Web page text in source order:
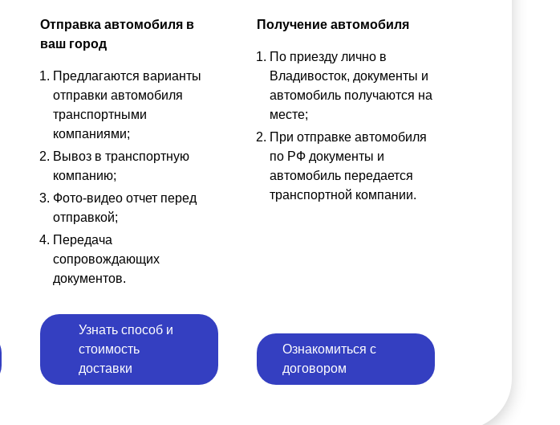
Отправка автомобиля в
ваш город
Предлагаются варианты
отправки автомобиля
транспортными
компаниями;
Вывоз в транспортную
компанию;
Фото-видео отчет перед
отправкой;
Передача
сопровождающих
документов.
Узнать способ и
стоимость
доставки
Получение автомобиля
По приезду лично в
Владивосток, документы и
автомобиль получаются на
месте;
При отправке автомобиля
по РФ документы и
автомобиль передается
транспортной компании.
Ознакомиться с
договором